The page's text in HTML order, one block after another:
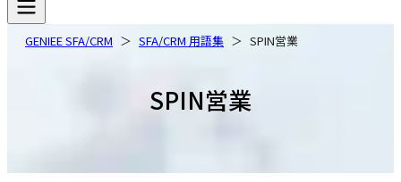
GENIEE SFA/CRM SFA/CRM 用語集 SPIN営業
SPIN営業